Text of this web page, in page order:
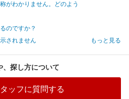
がわかりません。どのよう
のですか？
されません
もっと見る
、探し方について
ッフに質問する